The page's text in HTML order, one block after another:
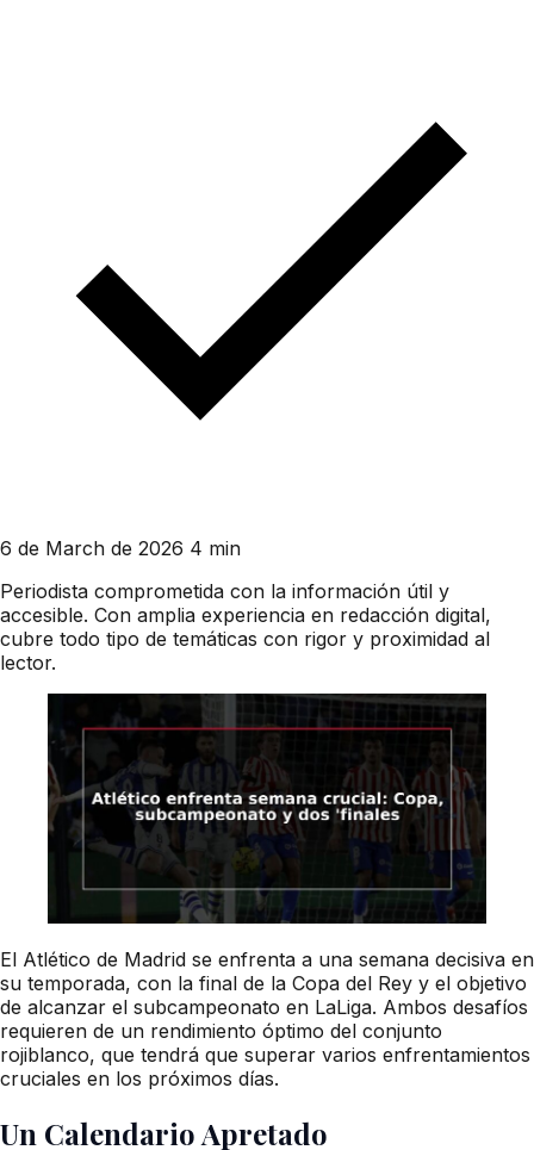
6 de March de 2026 4 min
Periodista comprometida con la información útil y
accesible. Con amplia experiencia en redacción digital,
cubre todo tipo de temáticas con rigor y proximidad al
lector.
El Atlético de Madrid se enfrenta a una semana decisiva en
su temporada, con la final de la Copa del Rey y el objetivo
de alcanzar el subcampeonato en LaLiga. Ambos desafíos
requieren de un rendimiento óptimo del conjunto
rojiblanco, que tendrá que superar varios enfrentamientos
cruciales en los próximos días.
Un Calendario Apretado